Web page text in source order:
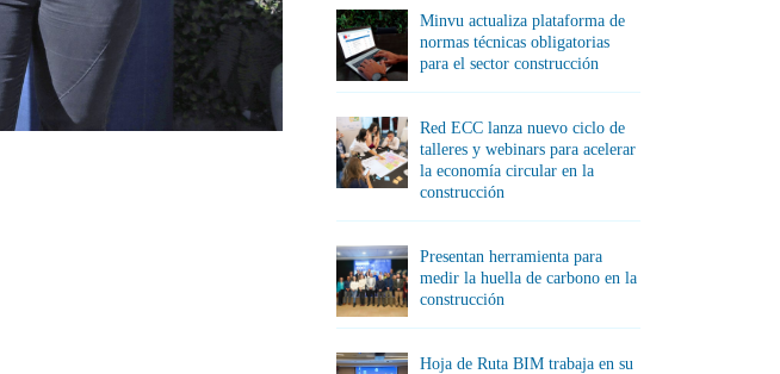
Minvu actualiza plataforma de
normas técnicas obligatorias
para el sector construcción
Red ECC lanza nuevo ciclo de
talleres y webinars para acelerar
la economía circular en la
construcción
Presentan herramienta para
medir la huella de carbono en la
construcción
Hoja de Ruta BIM trabaja en su